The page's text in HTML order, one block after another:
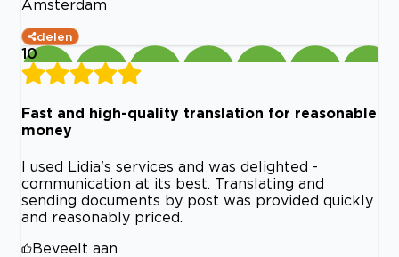
Amsterdam
delen
10
Fast and high-quality translation for reasonable
money
I used Lidia's services and was delighted -
communication at its best. Translating and
sending documents by post was provided quickly
and reasonably priced.
Beveelt aan